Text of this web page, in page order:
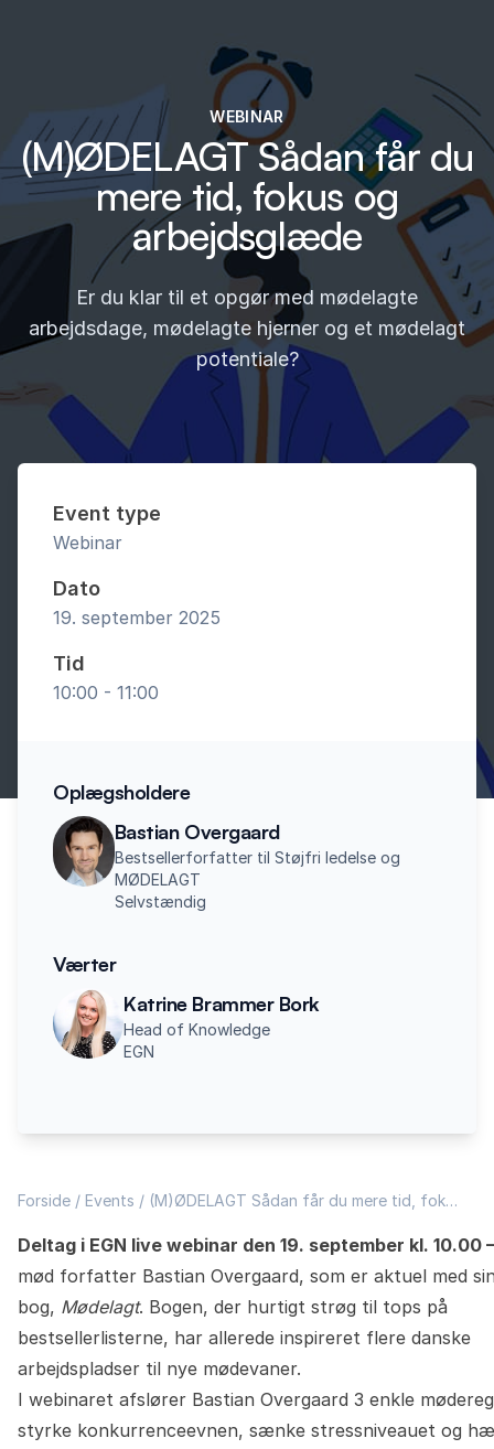
WEBINAR
(M)ØDELAGT Sådan får du
mere tid, fokus og
arbejdsglæde
Er du klar til et opgør med mødelagte
arbejdsdage, mødelagte hjerner og et mødelagt
potentiale?
Event type
Webinar
Dato
19. september 2025
Tid
10:00 - 11:00
Oplægsholdere
Bastian Overgaard
Bestsellerforfatter til Støjfri ledelse og
MØDELAGT
Selvstændig
Værter
Katrine Brammer Bork
Head of Knowledge
EGN
Forside / Events / (M)ØDELAGT Sådan får du mere tid, fok…
Deltag i EGN live webinar den 19. september kl. 10.00
mød forfatter Bastian Overgaard, som er aktuel med
bog, Mødelagt. Bogen, der hurtigt strøg til tops på
bestsellerlisterne, har allerede inspireret flere danske
arbejdspladser til nye mødevaner.
I webinaret afslører Bastian Overgaard 3 enkle
styrke konkurrenceevnen, sænke stressniveauet og